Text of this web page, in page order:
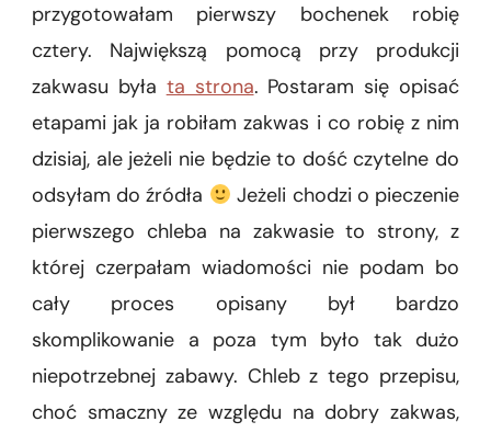
przygotowałam pierwszy bochenek robię
cztery. Największą pomocą przy produkcji
zakwasu była ta strona. Postaram się opisać
etapami jak ja robiłam zakwas i co robię z nim
dzisiaj, ale jeżeli nie będzie to dość czytelne do
odsyłam do źródła
Jeżeli chodzi o pieczenie
pierwszego chleba na zakwasie to strony, z
której czerpałam wiadomości nie podam bo
cały proces opisany był bardzo
skomplikowanie a poza tym było tak dużo
niepotrzebnej zabawy. Chleb z tego przepisu,
choć smaczny ze względu na dobry zakwas,